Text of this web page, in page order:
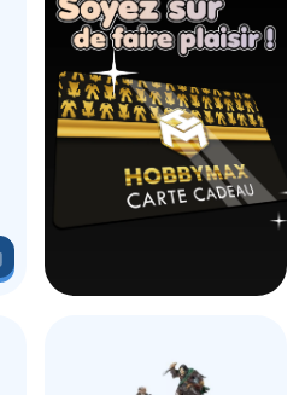
Ajouter au panier